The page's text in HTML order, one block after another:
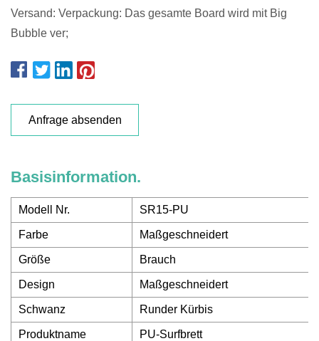
Versand: Verpackung: Das gesamte Board wird mit Big
Bubble ver;
Anfrage absenden
Basisinformation.
Modell Nr. SR15-PU
Farbe Maßgeschneidert
Größe Brauch
Design Maßgeschneidert
Schwanz Runder Kürbis
Produktname PU-Surfbrett